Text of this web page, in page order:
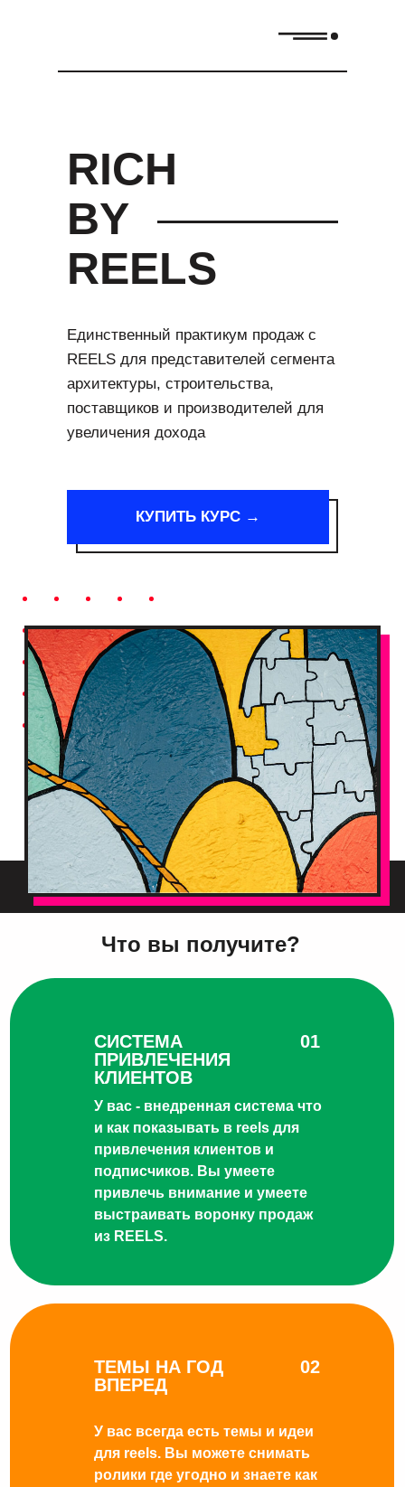
RICH
BY
REELS
Единственный практикум продаж с
REELS для представителей сегмента
архитектуры, строительства,
поставщиков и производителей для
увеличения дохода
КУПИТЬ КУРС →
СИСТЕМА
ПРИВЛЕЧЕНИЯ
КЛИЕНТОВ
У вас - внедренная система что
и как показывать в reels для
привлечения клиентов и
подписчиков. Вы умеете
привлечь внимание и умеете
выстраивать воронку продаж
из REELS.
01
ТЕМЫ НА ГОД
ВПЕРЕД
У вас всегда есть темы и идеи
для reels. Вы можете снимать
ролики где угодно и знаете как
02
Что вы получите?